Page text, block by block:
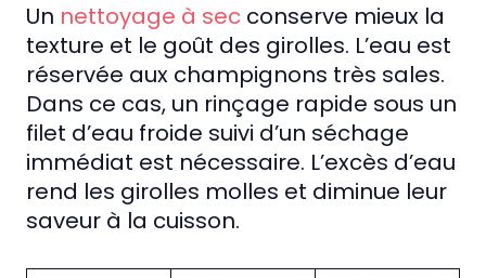
Un nettoyage à sec conserve mieux la
texture et le goût des girolles. L’eau est
réservée aux champignons très sales.
Dans ce cas, un rinçage rapide sous un
filet d’eau froide suivi d’un séchage
immédiat est nécessaire. L’excès d’eau
rend les girolles molles et diminue leur
saveur à la cuisson.